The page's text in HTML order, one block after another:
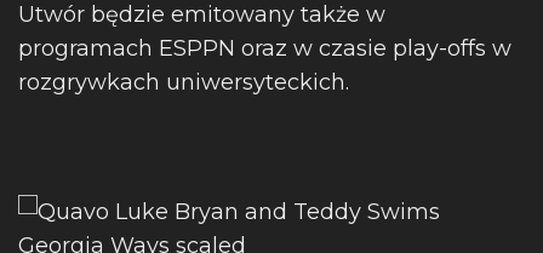
Utwór będzie emitowany także w
programach ESPPN oraz w czasie play-offs w
rozgrywkach uniwersyteckich.